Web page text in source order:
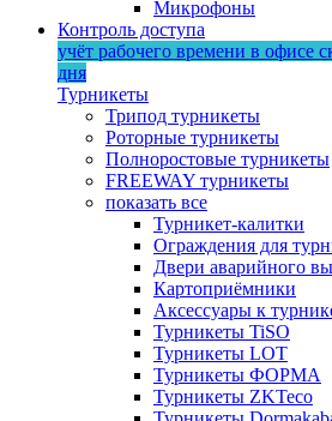
Микрофоны
Контроль доступа
учёт рабочего времени в офисе
дня
Турникеты
Трипод турникеты
Роторные турникеты
Полноростовые турникеты
FREEWAY турникеты
показать все
Турникет-калитки
Ограждения для
Двери аварийного
Картоприёмники
Аксессуары к
Турникеты TiSO
Турникеты LOT
Турникеты ФОРМА
Турникеты ZKTeco